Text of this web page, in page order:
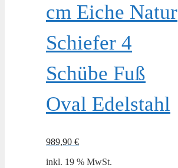
cm Eiche Natur
Schiefer 4
Schübe Fuß
Oval Edelstahl
989,90 €
inkl. 19 % MwSt.